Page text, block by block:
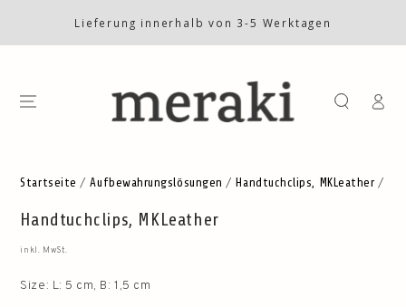
SPRINGENLieferung innerhalb von 3-5 Werktagen
SPRINGEN
Startseite / Aufbewahrungslösungen / Handtuchclips, MKLeather /
Handtuchclips, MKLeather
inkl. MwSt.
Size: L: 5 cm, B: 1,5 cm